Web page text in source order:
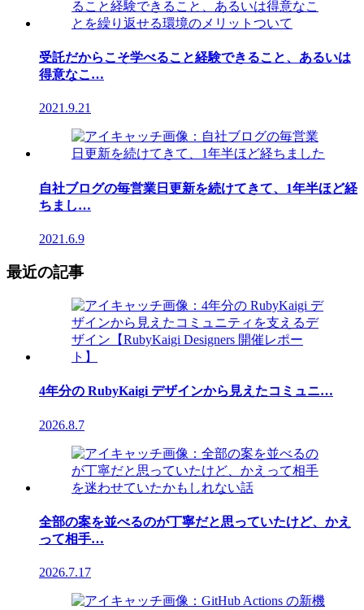
受託だからこそ学べること経験できること、あるいは
得意なこ…
2021.9.21
自社ブログの毎営業日更新を続けてきて、1年半ほど経
ちまし…
2021.6.9
最近の記事
4年分の RubyKaigi デザインから見えたコミュニ…
2026.8.7
全部の案を並べるのが丁寧だと思っていたけど、かえ
って相手…
2026.7.17